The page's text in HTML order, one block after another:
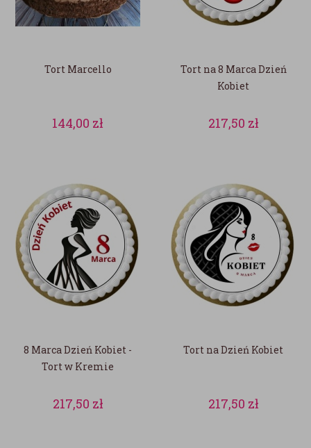
Tort Marcello
144,00 zł
Tort na 8 Marca Dzień
Kobiet
217,50 zł
8 Marca Dzień Kobiet -
Tort w Kremie
217,50 zł
Tort na Dzień Kobiet
217,50 zł